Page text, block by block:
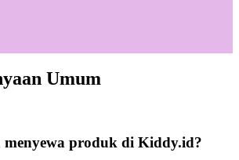
Umum
menyewa produk di Kiddy.id?